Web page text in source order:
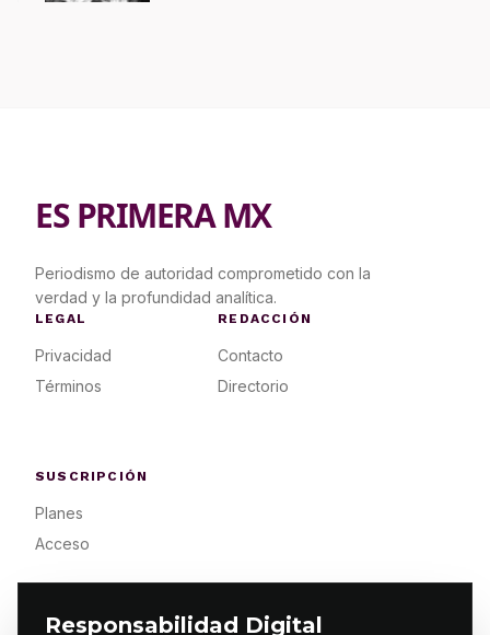
Responsabilidad Digital
ES PRIMERA MX
Periodismo de autoridad comprometido con la
verdad y la profundidad analítica.
LEGAL
Privacidad
Términos
REDACCIÓN
Contacto
Directorio
SUSCRIPCIÓN
Planes
Acceso